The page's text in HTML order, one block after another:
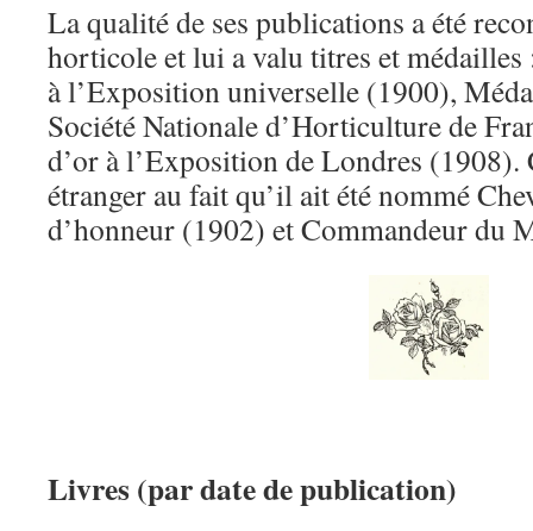
La qualité de ses publications a été
horticole et lui a valu titres et
à l’Exposition universelle (1900),
Société Nationale d’Horticulture de
d’or à l’Exposition de Londres (1908).
étranger au fait qu’il ait été nommé
d’honneur (1902) et Commandeur du
Livres (par date de publication)